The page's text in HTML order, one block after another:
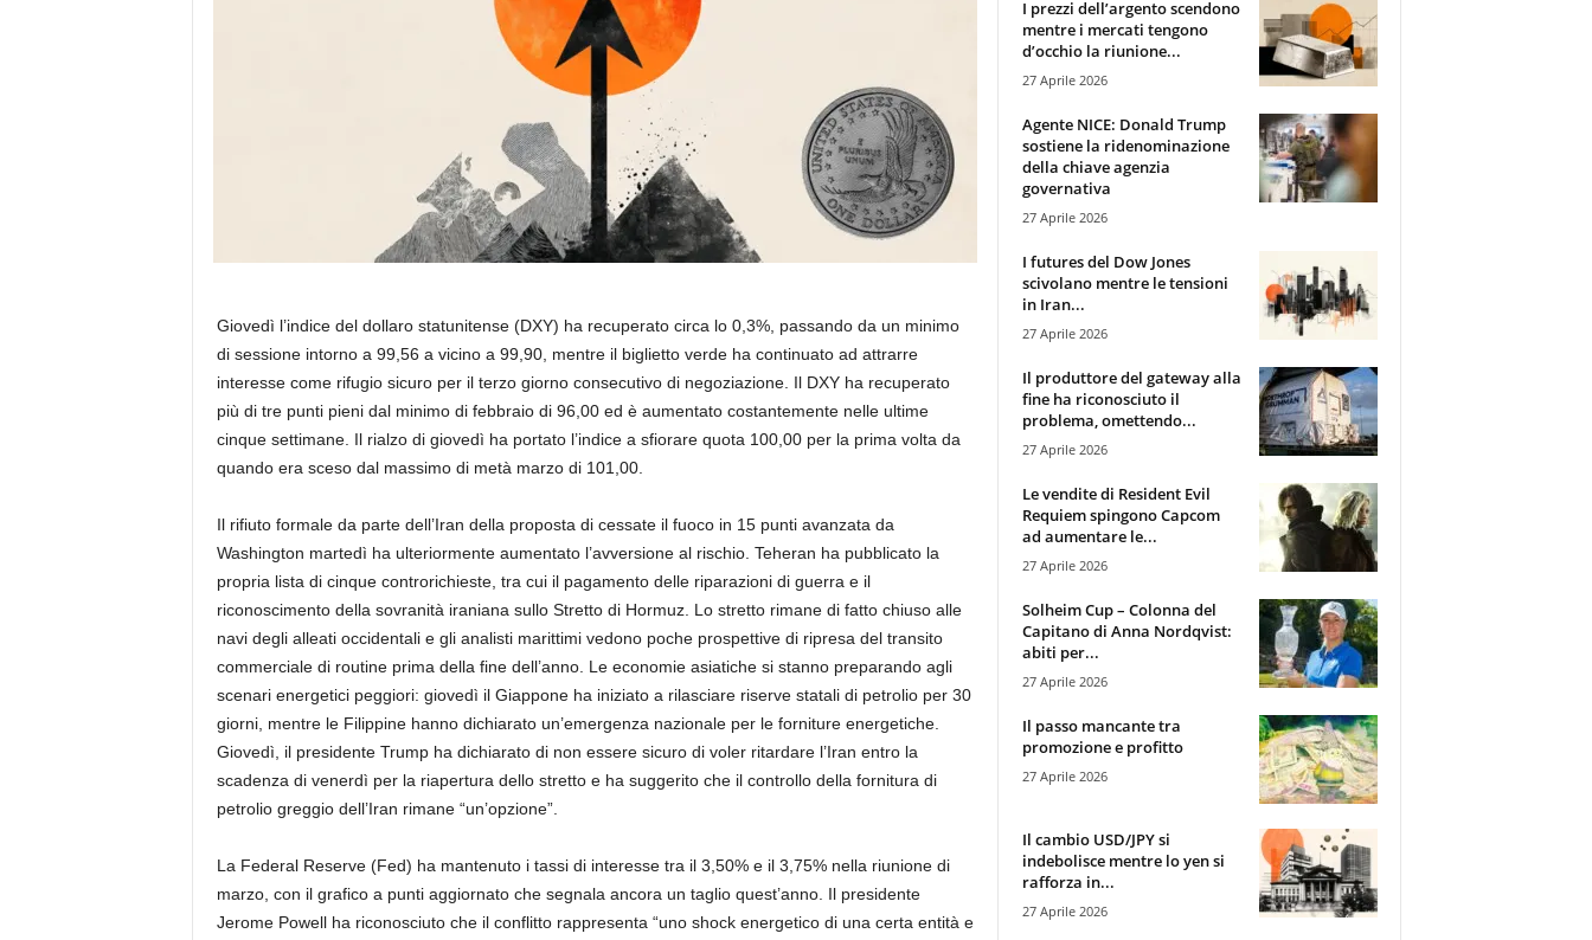
Giovedì l’indice del dollaro statunitense (DXY) ha recuperato circa lo 0,3%, passando da un minimo
di sessione intorno a 99,56 a vicino a 99,90, mentre il biglietto verde ha continuato ad attrarre
interesse come rifugio sicuro per il terzo giorno consecutivo di negoziazione. Il DXY ha recuperato
più di tre punti pieni dal minimo di febbraio di 96,00 ed è aumentato costantemente nelle ultime
cinque settimane. Il rialzo di giovedì ha portato l’indice a sfiorare quota 100,00 per la prima volta da
quando era sceso dal massimo di metà marzo di 101,00.
Il rifiuto formale da parte dell’Iran della proposta di cessate il fuoco in 15 punti avanzata da
Washington martedì ha ulteriormente aumentato l’avversione al rischio. Teheran ha pubblicato la
propria lista di cinque controrichieste, tra cui il pagamento delle riparazioni di guerra e il
riconoscimento della sovranità iraniana sullo Stretto di Hormuz. Lo stretto rimane di fatto chiuso alle
navi degli alleati occidentali e gli analisti marittimi vedono poche prospettive di ripresa del transito
commerciale di routine prima della fine dell’anno. Le economie asiatiche si stanno preparando agli
scenari energetici peggiori: giovedì il Giappone ha iniziato a rilasciare riserve statali di petrolio per 30
giorni, mentre le Filippine hanno dichiarato un’emergenza nazionale per le forniture energetiche.
Giovedì, il presidente Trump ha dichiarato di non essere sicuro di voler ritardare l’Iran entro la
scadenza di venerdì per la riapertura dello stretto e ha suggerito che il controllo della fornitura di
petrolio greggio dell’Iran rimane “un’opzione”.
La Federal Reserve (Fed) ha mantenuto i tassi di interesse tra il 3,50% e il 3,75% nella riunione di
marzo, con il grafico a punti aggiornato che segnala ancora un taglio quest’anno. Il presidente
Jerome Powell ha riconosciuto che il conflitto rappresenta “uno shock energetico di una certa entità e
I prezzi dell’argento scendono
mentre i mercati tengono
d’occhio la riunione...
27 Aprile 2026
Agente NICE: Donald Trump
sostiene la ridenominazione
della chiave agenzia
governativa
27 Aprile 2026
I futures del Dow Jones
scivolano mentre le tensioni
in Iran...
27 Aprile 2026
Il produttore del gateway alla
fine ha riconosciuto il
problema, omettendo...
27 Aprile 2026
Le vendite di Resident Evil
Requiem spingono Capcom
ad aumentare le...
27 Aprile 2026
Solheim Cup – Colonna del
Capitano di Anna Nordqvist:
abiti per...
27 Aprile 2026
Il passo mancante tra
promozione e profitto
27 Aprile 2026
Il cambio USD/JPY si
indebolisce mentre lo yen si
rafforza in...
27 Aprile 2026